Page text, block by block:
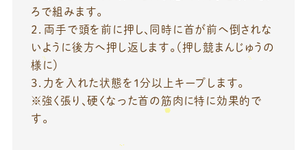
ろで組みます。
２．両手で頭を前に押し、同時に首が前へ倒されな
いように後方へ押し返します。（押し競まんじゅうの
様に）
３．力を入れた状態を1分以上キープします。
※強く張り、硬くなった首の筋肉に特に効果的で
す。